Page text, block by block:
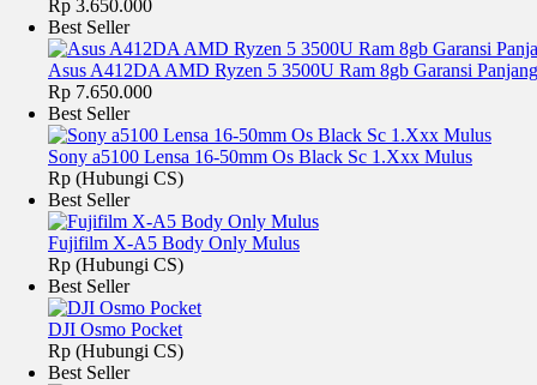
Rp 3.650.000
Best Seller
Asus A412DA AMD Ryzen 5 3500U Ram 8gb Garansi Panjang
Rp 7.650.000
Best Seller
Sony a5100 Lensa 16-50mm Os Black Sc 1.Xxx Mulus
Rp (Hubungi CS)
Best Seller
Fujifilm X-A5 Body Only Mulus
Rp (Hubungi CS)
Best Seller
DJI Osmo Pocket
Rp (Hubungi CS)
Best Seller